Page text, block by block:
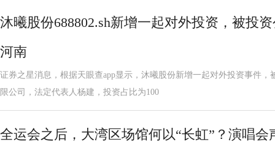
沐曦股份688802.sh新增一起对外投资，被投
河南
证券之星消息，根据天眼查app显示，沐曦股份新增一起对外投资事件
限公司，法定代表人杨建，投资占比为100
全运会之后，大湾区场馆何以“长虹”？演唱会